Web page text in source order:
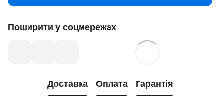
Поширити у соцмережах
Доставка Оплата Гарантія